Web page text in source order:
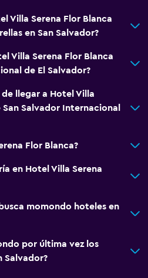
Villa Serena Flor Blanca
en San Salvador?
Villa Serena Flor Blanca
de El Salvador?
de llegar a Hotel Villa
Salvador Internacional
Flor Blanca?
en Hotel Villa Serena
momondo hoteles en
por última vez los
Salvador?